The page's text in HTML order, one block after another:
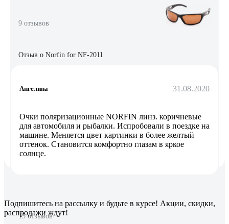
9 отзывов
Отзыв о Norfin for NF-2011
Ангелина 31.08.2020
Очки поляризационные NORFIN линз. коричневые
для автомобиля и рыбалки. Испробовали в поездке на
машине. Меняется цвет картинки в более желтый
оттенок. Становится комфортно глазам в яркое
солнце.
15 отзывов
Подпишитесь на рассылку и будьте в курсе! Акции, скидки,
распродажи ждут!